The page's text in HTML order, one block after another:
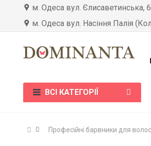
м. Одеса вул. Єлисаветинська,
м. Одеса вул. Насіння Палія
ВСІ КАТЕГОРІЇ
Професійні барвники для